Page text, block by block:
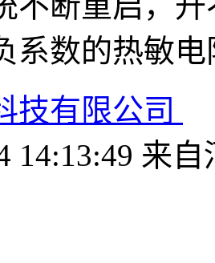
系数的热敏电
技有限公司
14:13:49 来自